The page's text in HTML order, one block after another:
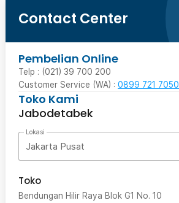
Contact Center
Pembelian Online
Telp : (021) 39 700 200
Customer Service (WA) : 0899 721 7050
Toko Kami
Jabodetabek
Lokasi
Jakarta Pusat
Toko
Bendungan Hilir Raya Blok G1 No. 10